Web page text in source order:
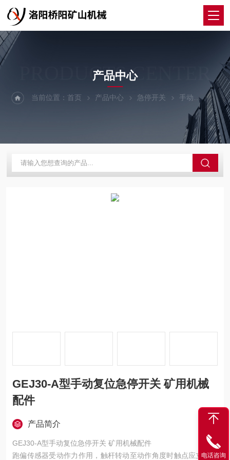
PRODUCTS CENTER
产品中心
当前位置：首页 产品中心 急停开关 手动
GEJ30-A型手动复位急停开关 矿用机械
配件
产品简介
GEJ30-A型手动复位急停开关 矿用机械配件
跑偏传感器受动作力作用，触杆转动至动作角度时触点应立即动
电话咨询